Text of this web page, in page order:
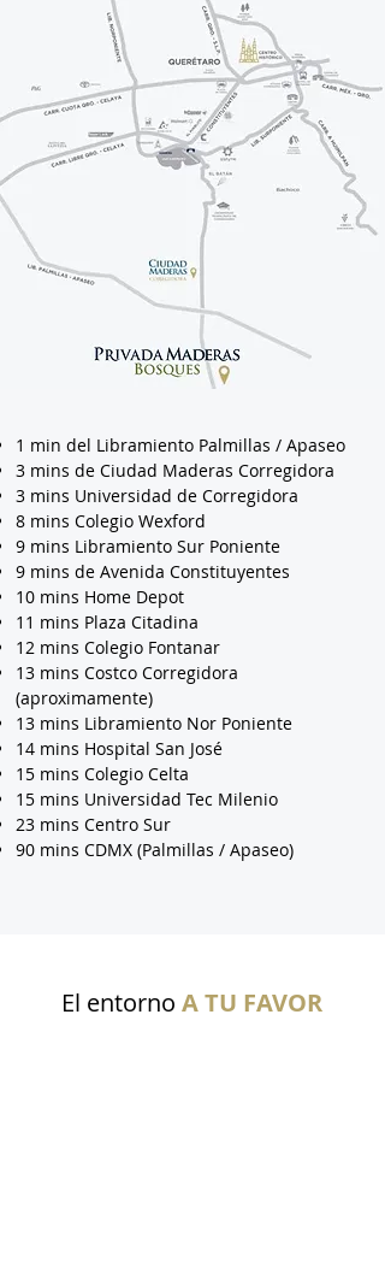
1 min del Libramiento Palmillas / Apaseo
3 mins de Ciudad Maderas Corregidora
3 mins Universidad de Corregidora
8 mins Colegio Wexford
9 mins Libramiento Sur Poniente
9 mins de Avenida Constituyentes
10 mins Home Depot
11 mins Plaza Citadina
12 mins Colegio Fontanar
13 mins Costco Corregidora
(aproximamente)
13 mins Libramiento Nor Poniente
14 mins Hospital San José
15 mins Colegio Celta
15 mins Universidad Tec Milenio
23 mins Centro Sur
90 mins CDMX (Palmillas / Apaseo)
El entorno A TU FAVOR